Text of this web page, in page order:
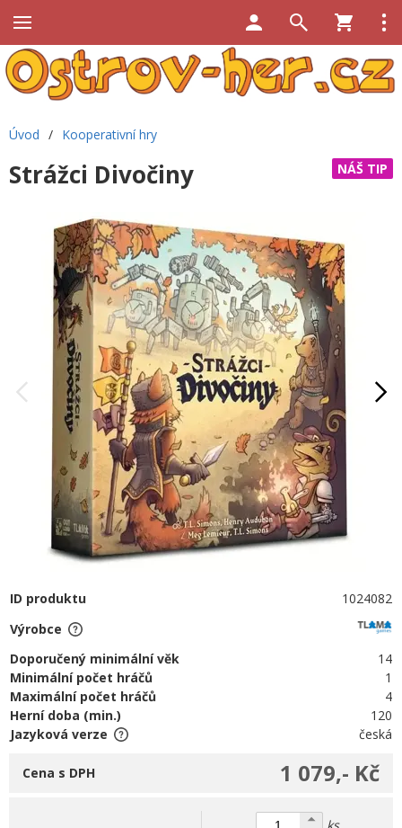
Úvod / Kooperativní hry
NÁŠ TIP
Strážci Divočiny
ID produktu
1024082
Výrobce
Doporučený minimální věk
14
Minimální počet hráčů
1
Maximální počet hráčů
4
Herní doba (min.)
120
Jazyková verze
česká
1 079,- Kč
Cena s DPH